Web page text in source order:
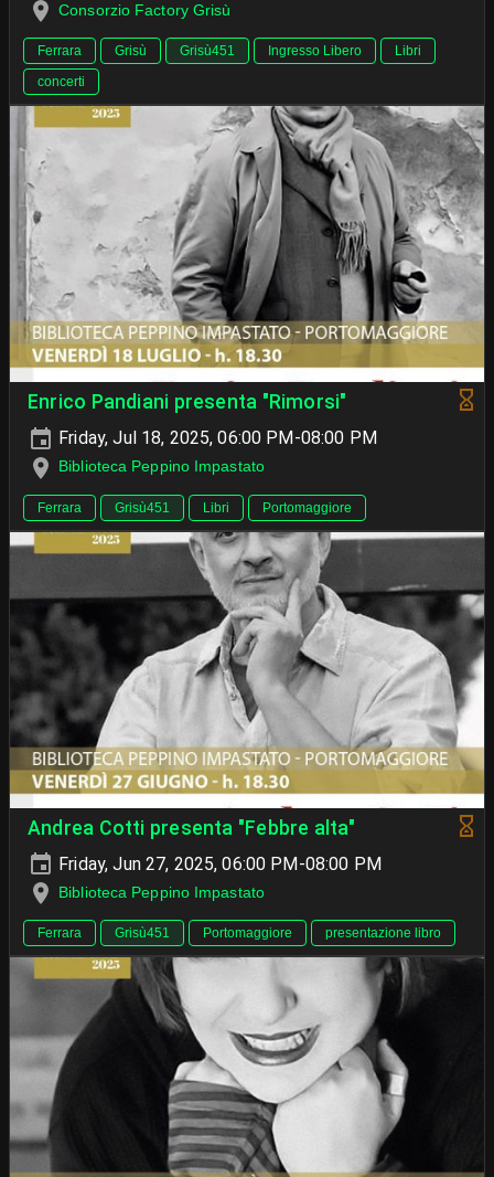
Consorzio Factory Grisù
Ferrara Grisù Grisù451 Ingresso Libero
Libri
concerti
Enrico Pandiani presenta "Rimorsi"
Friday, Jul 18, 2025, 06:00 PM-08:00 PM
Biblioteca Peppino Impastato
Ferrara Grisù451 Libri Portomaggiore
Andrea Cotti presenta "Febbre alta"
Friday, Jun 27, 2025, 06:00 PM-08:00 PM
Biblioteca Peppino Impastato
Ferrara Grisù451 Portomaggiore presentazione libro